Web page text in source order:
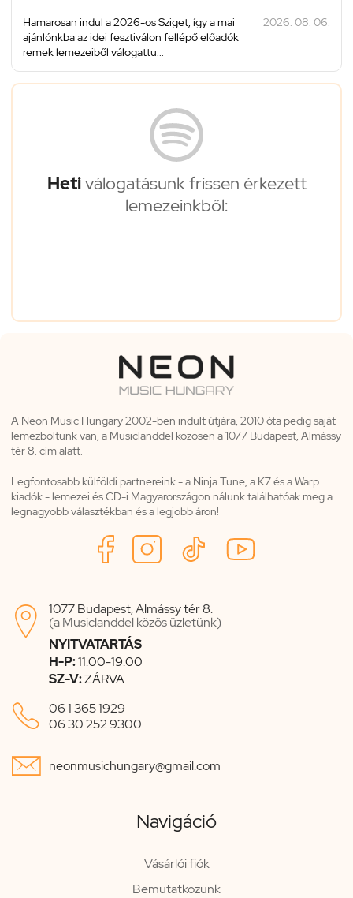
Hamarosan indul a 2026-os Sziget, így a mai
ajánlónkba az idei fesztiválon fellépő előadók
remek lemezeiből válogattu...
2026. 08. 06.
Hetiválogatásunk frissen érkezett
lemezeinkből:
A Neon Music Hungary 2002-ben indult útjára, 2010 óta pedig saját
lemezboltunk van, a Musiclanddel közösen a 1077 Budapest, Almássy
tér 8. cím alatt.
Legfontosabb külföldi partnereink - a Ninja Tune, a K7 és a Warp
kiadók - lemezei és CD-i Magyarországon nálunk találhatóak meg a
legnagyobb választékban és a legjobb áron!

1077 Budapest, Almássy tér 8.
(a Musiclanddel közös üzletünk)
NYITVATARTÁS
H-P:11:00-19:00
SZ-V:ZÁRVA
 06 1 365 1929
06 30 252 9300
 neonmusichungary@gmail.com
Navigáció
Vásárlói fiók
Bemutatkozunk